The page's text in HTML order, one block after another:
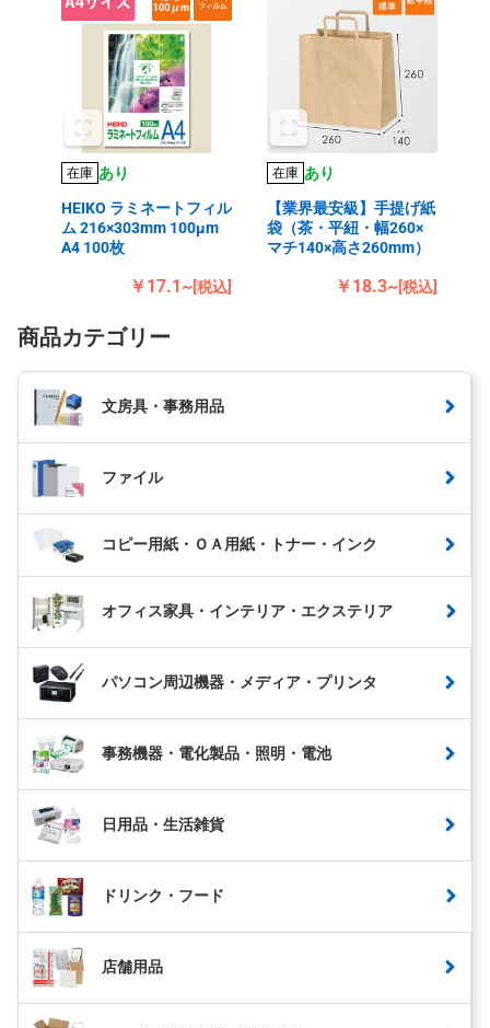
在庫 あり
HEIKO ラミネートフィル
ム 216×303mm 100μm
A4 100枚
￥17.1~[税込]
在庫 あり
【業界最安級】手提げ紙
袋（茶・平紐・幅260×
マチ140×高さ260mm）
￥18.3~[税込]
商品カテゴリー
文房具・事務用品
ファイル
コピー用紙・ＯＡ用紙・トナー・インク
オフィス家具・インテリア・エクステリア
パソコン周辺機器・メディア・プリンタ
事務機器・電化製品・照明・電池
日用品・生活雑貨
ドリンク・フード
店舗用品